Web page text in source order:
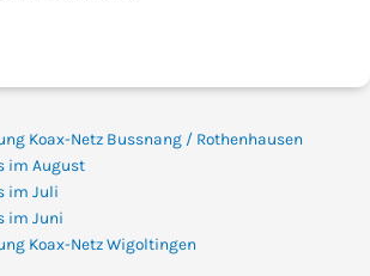
Koax-Netz Bussnang / Rothenhausen
im August
im Juli
im Juni
Koax-Netz Wigoltingen